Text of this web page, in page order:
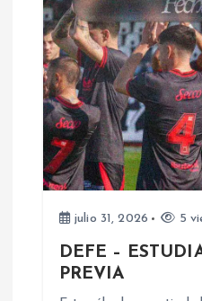
c
ó
n
d
julio 31, 2026 5
DEFE –
PREVIA